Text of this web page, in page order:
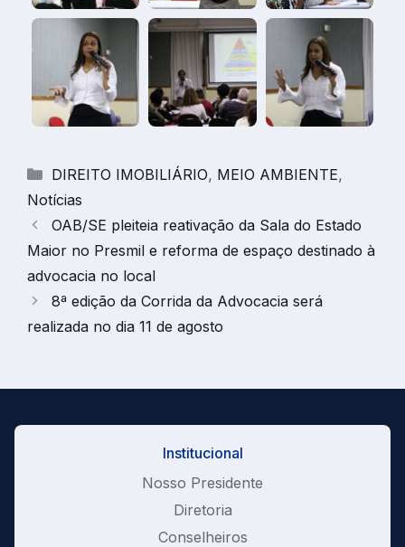
Categorias
DIREITO IMOBILIÁRIO, MEIO AMBIENTE,
Notícias
OAB/SE pleiteia reativação da Sala do Estado
Maior no Presmil e reforma de espaço destinado à
advocacia no local
8ª edição da Corrida da Advocacia será
realizada no dia 11 de agosto
Institucional
Nosso Presidente
Diretoria
Conselheiros